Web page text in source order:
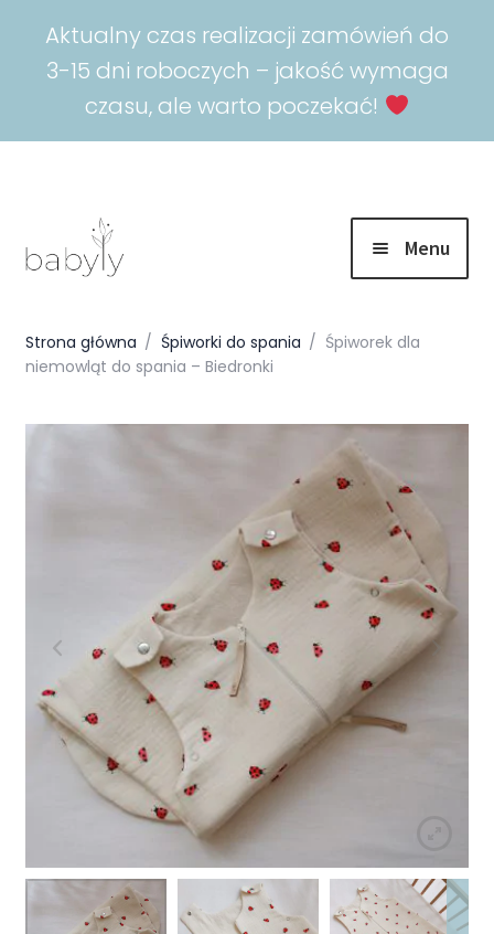
Aktualny czas realizacji zamówień do
3-15 dni roboczych – jakość wymaga
czasu, ale warto poczekać!
Menu
Spokojny sen
menu
Ubranka
Rozwiń
Kolekcje
Na prezent
Strona główna / Śpiworki do spania / Śpiworek dla
niemowląt do spania – Biedronki